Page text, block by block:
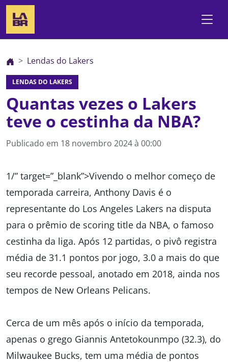
Lendas do Lakers
LENDAS DO LAKERS
Quantas vezes o Lakers
teve o cestinha da NBA?
Publicado em 18 novembro 2024 à 00:00
1/” target=”_blank”>Vivendo o melhor começo de
temporada carreira, Anthony Davis é o
representante do Los Angeles Lakers na disputa
para o prêmio de scoring title da NBA, o famoso
cestinha da liga. Após 12 partidas, o pivô registra
média de 31.1 pontos por jogo, 3.0 a mais do que
seu recorde pessoal, anotado em 2018, ainda nos
tempos de New Orleans Pelicans.
Cerca de um mês após o início da temporada,
apenas o grego Giannis Antetokounmpo (32.3), do
Milwaukee Bucks, tem uma média de pontos